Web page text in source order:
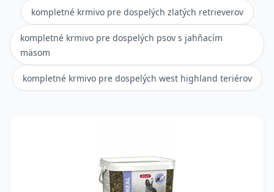
kompletné krmivo pre dospelých zlatých retrieverov
kompletné krmivo pre dospelých psov s jahňacím
mäsom
kompletné krmivo pre dospelých west highland teriérov